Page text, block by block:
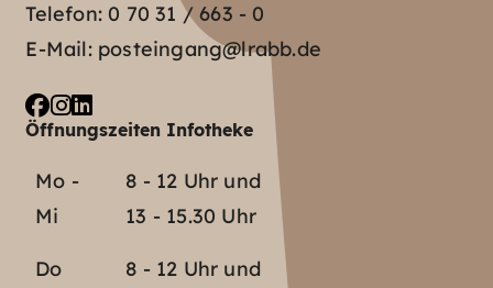
Telefon:0 70 31 / 663 - 0
E-Mail: posteingang@lrabb.de
Öffnungszeiten Infotheke
Mo -
Mi
8 - 12 Uhr und
13 - 15.30 Uhr
Do 8 - 12 Uhr und